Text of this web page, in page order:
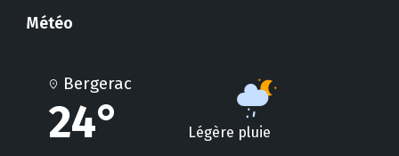
Météo
Bergerac
24° Légère pluie